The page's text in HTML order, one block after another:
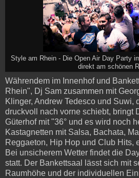
Style am Rhein - Die Open Air Day Party
direkt am schönen
Währendem im Innenhof und
Rhein", Dj Sam zusammen mit
Klinger, Andrew Tedesco und Suwi,
druckvoll nach vorne schiebt, bringt
Güterhof mit "36° und es wird noch
Kastagnetten mit Salsa, Bachata,
Reggaeton, Hip Hop und Club Hits,
Bei unsicherem Wetter findet die
statt. Der Bankettsaal lässt sich mit
Raumhöhe und der individuellen